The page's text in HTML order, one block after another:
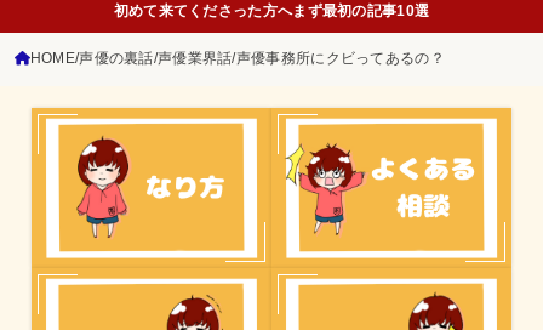
初めて来てくださった方へまず最初の記事10選
HOME 声優の裏話 声優業界話 声優事務所にクビってあるの？